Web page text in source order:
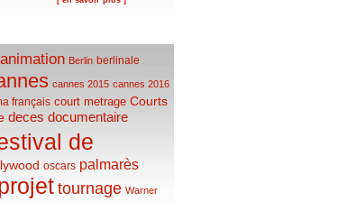
animation Berlin berlinale
cannes 2015 cannes 2016
français court metrage Courts
deces documentaire
de
oscars palmarès
tournage Warner